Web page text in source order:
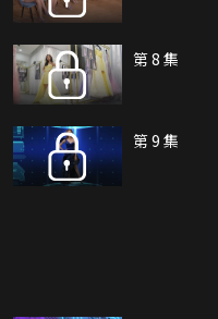
第 8 集
第 9 集